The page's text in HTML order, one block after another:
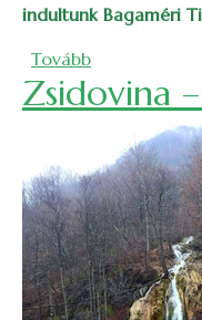
indultunk Bagaméri
Tovább(Az új év első
Zsidovina